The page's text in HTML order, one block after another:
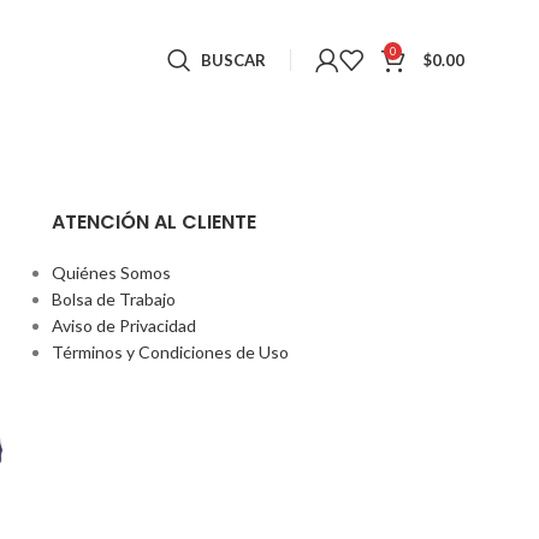
BUSCAR 0 $0.00
ATENCIÓN AL CLIENTE
Quiénes Somos
Bolsa de Trabajo
Aviso de Privacidad
Términos y Condiciones de Uso